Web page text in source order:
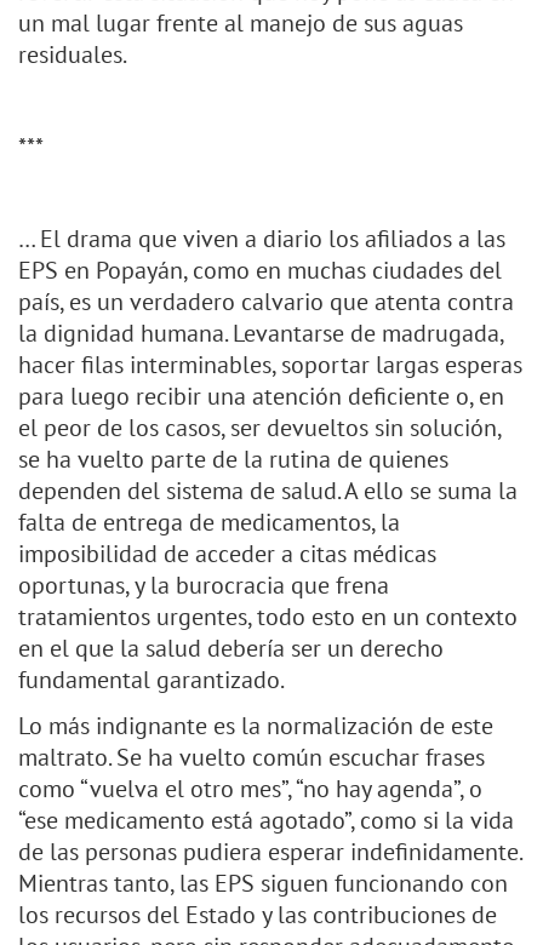
un mal lugar frente al manejo de sus aguas
residuales.
***
… El drama que viven a diario los afiliados a las
EPS en Popayán, como en muchas ciudades del
país, es un verdadero calvario que atenta contra
la dignidad humana. Levantarse de madrugada,
hacer filas interminables, soportar largas esperas
para luego recibir una atención deficiente o, en
el peor de los casos, ser devueltos sin solución,
se ha vuelto parte de la rutina de quienes
dependen del sistema de salud. A ello se suma la
falta de entrega de medicamentos, la
imposibilidad de acceder a citas médicas
oportunas, y la burocracia que frena
tratamientos urgentes, todo esto en un contexto
en el que la salud debería ser un derecho
fundamental garantizado.
Lo más indignante es la normalización de este
maltrato. Se ha vuelto común escuchar frases
como “vuelva el otro mes”, “no hay agenda”, o
“ese medicamento está agotado”, como si la vida
de las personas pudiera esperar indefinidamente.
Mientras tanto, las EPS siguen funcionando con
los recursos del Estado y las contribuciones de